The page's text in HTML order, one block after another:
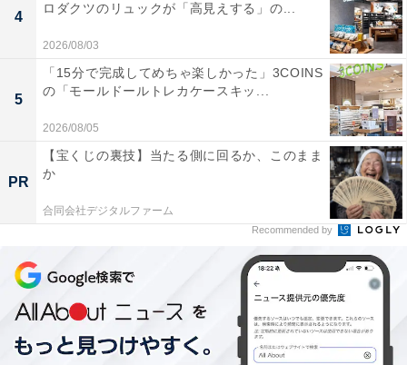
あわせて読みたい
【柿野温泉の人気ホテル】「柿野温泉あさひ
荘」はヌルッとした泉質の温泉と豪華な会席
料理が魅力
4
ロダクツのリュックが「高見えする」の...
2026/08/03
5
「15分で完成してめちゃ楽しかった」3COINS
の「モールドールトレカケースキッ...
2026/08/05
PR
【宝くじの裏技】当たる側に回るか、このまま
か
合同会社デジタルファーム
Recommended by